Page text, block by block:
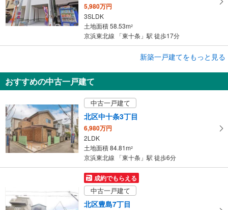
5,980万円
3SLDK
土地面積 58.53m2
京浜東北線 「東十条」駅 徒歩17分
北区西が丘2丁目
3LDK
土地面積 58.53m 2
京浜東北線 「東十条」駅 徒歩17分
新築一戸建てをもっと見る
おすすめの中古一戸建て
中古一戸建て
北区中十条3丁目
6,980万円
2LDK
土地面積 84.81m2
京浜東北線 「東十条」駅 徒歩6分
成約でもらえる
中古一戸建て
北区豊島7丁目